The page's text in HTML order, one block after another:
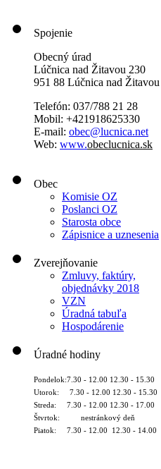
Spojenie
Obecný úrad
Lúčnica nad Žitavou 230
951 88 Lúčnica nad Žitavou
Telefón: 037/788 21 28
Mobil: +421918625330
E-mail: obec@lucnica.net
Web: www.obeclucnica.sk
Obec
Komisie OZ
Poslanci OZ
Starosta obce
Zápisnice a uznesenia
Zverejňovanie
Zmluvy, faktúry,
objednávky 2018
VZN
Úradná tabuľa
Hospodárenie
Úradné hodiny
Pondelok:7.30 - 12.00 12.30 - 15.30
Utorok: 7.30 - 12.00 12.30 - 15.30
Streda: 7.30 - 12.00 12.30 - 17.00
Štvrtok: nestránkový deň
Piatok: 7.30 - 12.00 12.30 - 14.00